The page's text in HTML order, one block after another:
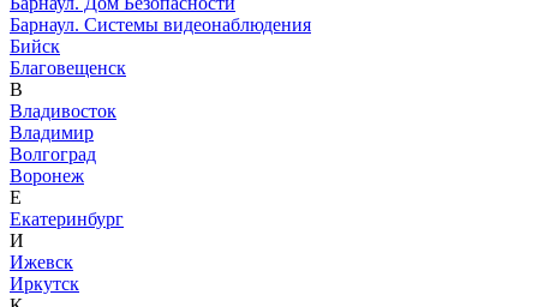
Барнаул. Системы видеонаблюдения
Бийск
Благовещенск
В
Владивосток
Владимир
Волгоград
Воронеж
Е
Екатеринбург
И
Ижевск
Иркутск